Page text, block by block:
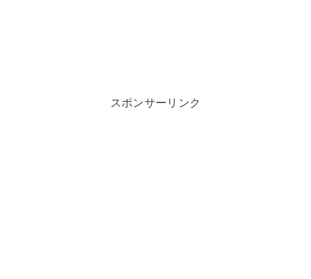
スポンサーリンク